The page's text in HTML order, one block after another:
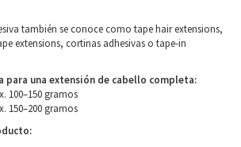
también se conoce como tape hair extensions,
extensions, cortinas adhesivas o tape-in
para una extensión de cabello completa:
100–150 gramos
150–200 gramos